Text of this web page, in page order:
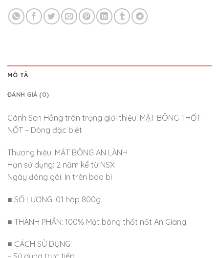
MÔ TẢ
ĐÁNH GIÁ (0)
Cánh Sen Hồng trân trọng giới thiệu: MẬT BÔNG THỐT
NỐT – Dòng đặc biệt
Thương hiệu: MẬT BÔNG AN LÀNH
Hạn sử dụng: 2 năm kể từ NSX
Ngày đóng gói: In trên bao bì
■ SỐ LƯỢNG: 01 hộp 800g
■ THÀNH PHẦN: 100% Mật bông thốt nốt An Giang
■ CÁCH SỬ DỤNG: